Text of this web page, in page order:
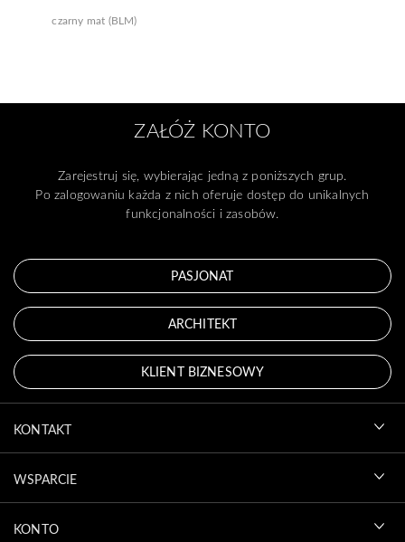
czarny mat (BLM)
ZAŁÓŻ KONTO
Zarejestruj się, wybierając jedną z poniższych grup.
Po zalogowaniu każda z nich oferuje dostęp do unikalnych
funkcjonalności i zasobów.
PASJONAT
ARCHITEKT
KLIENT BIZNESOWY
KONTAKT
WSPARCIE
KONTO